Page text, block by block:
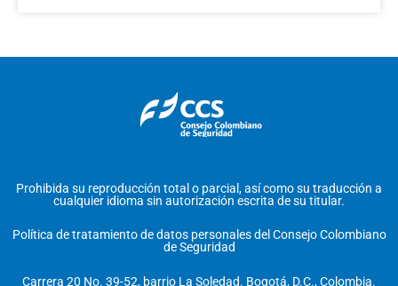
Prohibida su reproducción total o parcial, así como su traducción a
cualquier idioma sin autorización escrita de su titular.
Política de tratamiento de datos personales del Consejo Colombiano
de Seguridad
Carrera 20 No. 39-52, barrio La Soledad. Bogotá, D.C., Colombia.